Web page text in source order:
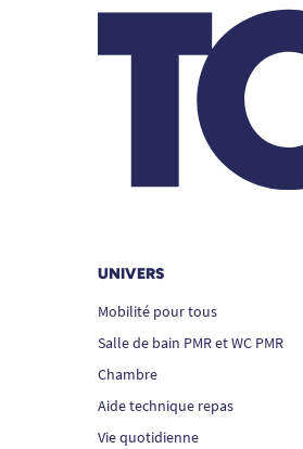
UNIVERS
Mobilité pour tous
Salle de bain PMR et WC PMR
Chambre
Aide technique repas
Vie quotidienne